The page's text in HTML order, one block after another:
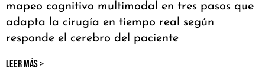
mapeo cognitivo multimodal en tres pasos que
adapta la cirugía en tiempo real según
responde el cerebro del paciente
LEER MÁS >